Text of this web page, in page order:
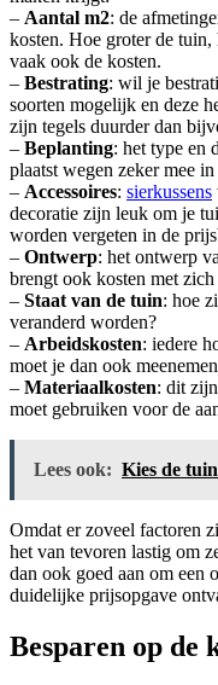
– Aantal m2: de
kosten. Hoe groter de
vaak ook de kosten.
– Bestrating: wil je
soorten mogelijk en deze
zijn tegels duurder dan
– Beplanting: het type en
plaatst wegen zeker mee
– Accessoires: sierkussens
decoratie zijn leuk om je
worden vergeten in de
– Ontwerp: het ontwerp
brengt ook kosten met zich
– Staat van de tuin: hoe
veranderd worden?
– Arbeidskosten: iedere
moet je dan ook
– Materiaalkosten: dit
moet gebruiken voor de
Lees ook: Kies de
Omdat er zoveel factoren
het van tevoren lastig om
dan ook goed aan om een
duidelijke prijsopgave
Besparen op de